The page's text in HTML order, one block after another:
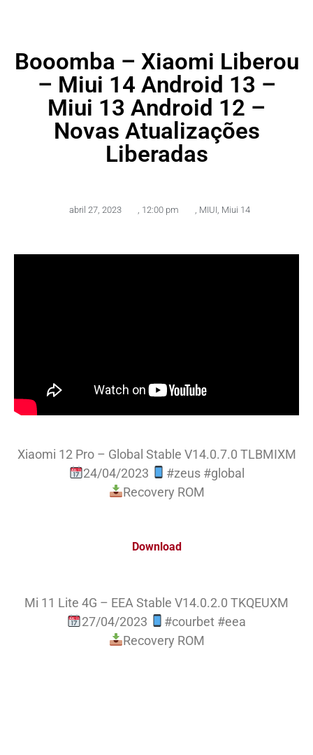
Booomba – Xiaomi Liberou
– Miui 14 Android 13 –
Miui 13 Android 12 –
Novas Atualizações
Liberadas
abril 27, 2023 , 12:00 pm , MIUI, Miui 14
Xiaomi 12 Pro – Global Stable V14.0.7.0 TLBMIXM
24/04/2023
#zeus #global
Recovery ROM
Download
Mi 11 Lite 4G – EEA Stable V14.0.2.0 TKQEUXM
27/04/2023
#courbet #eea
Recovery ROM